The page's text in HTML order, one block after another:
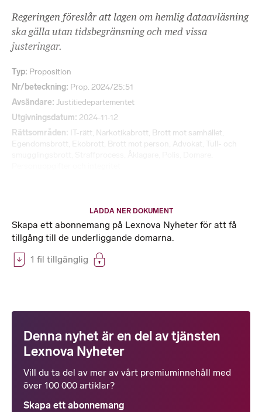
Regeringen föreslår att lagen om hemlig dataavläsning
ska gälla utan tidsbegränsning och med vissa
justeringar.
Typ Proposition
Nr/beteckning Prop. 2024/25:51
Avsändare Justitiedepartementet
Utgivningsdatum 2024-11-12
Rättsområden IT-rätt, Narkotikabrott, Brott mot samhället,
Egendomsbrott Ekobrott Brott mot person Advokat Tull- och
LADDA NER DOKUMENT
Skapa ett abonnemang på Lexnova Nyheter för att få
tillgång till de underliggande domarna.
1 fil tillgänglig
Denna nyhet är en del av tjänsten
Lexnova Nyheter
Vill du ta del av mer av vårt premiuminnehåll med
över 100 000 artiklar?
Skapa ett abonnemang